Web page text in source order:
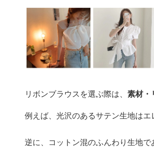
リボンブラウスを選ぶ際は、 素材・
例えば、光沢のあるサテン生地はエ
逆に、コットン混のふんわり生地で